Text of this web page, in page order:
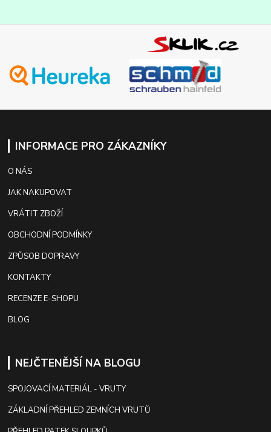
INFORMACE PRO ZÁKAZNÍKY
O NÁS
JAK NAKUPOVAT
VRÁTIT ZBOŽÍ
OBCHODNÍ PODMÍNKY
ZPŮSOB DOPRAVY
KONTAKTY
RECENZE E-SHOPU
BLOG
NEJČTENĚJŠÍ NA BLOGU
SPOJOVACÍ MATERIÁL - VRUTY
ZÁKLADNÍ PŘEHLED ZEMNÍCH VRUTŮ